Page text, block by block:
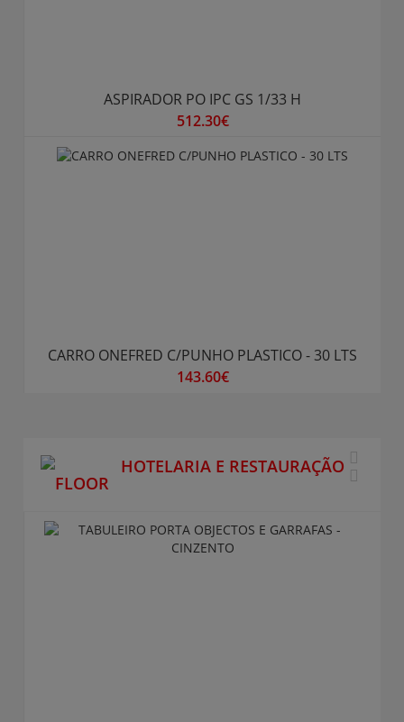
ASPIRADOR PO IPC GS 1/33 H
512.30€
CARRO ONEFRED C/PUNHO PLASTICO - 30 LTS
143.60€
HOTELARIA E RESTAURAÇÃO